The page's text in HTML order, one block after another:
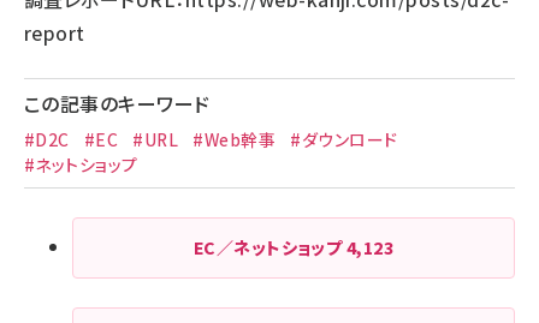
report
この記事のキーワード
#D2C #EC #URL #Web幹事
#ダウンロード
#ネットショップ
EC／ネットショップ4,123